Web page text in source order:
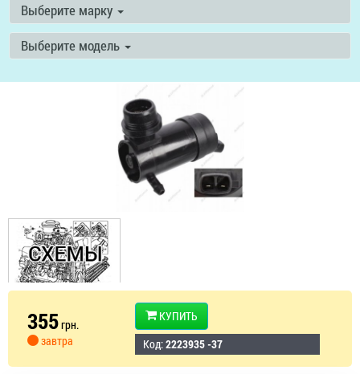
Выберите марку
Выберите модель
355грн.
завтра
КУПИТЬ
Код:2223935 -37